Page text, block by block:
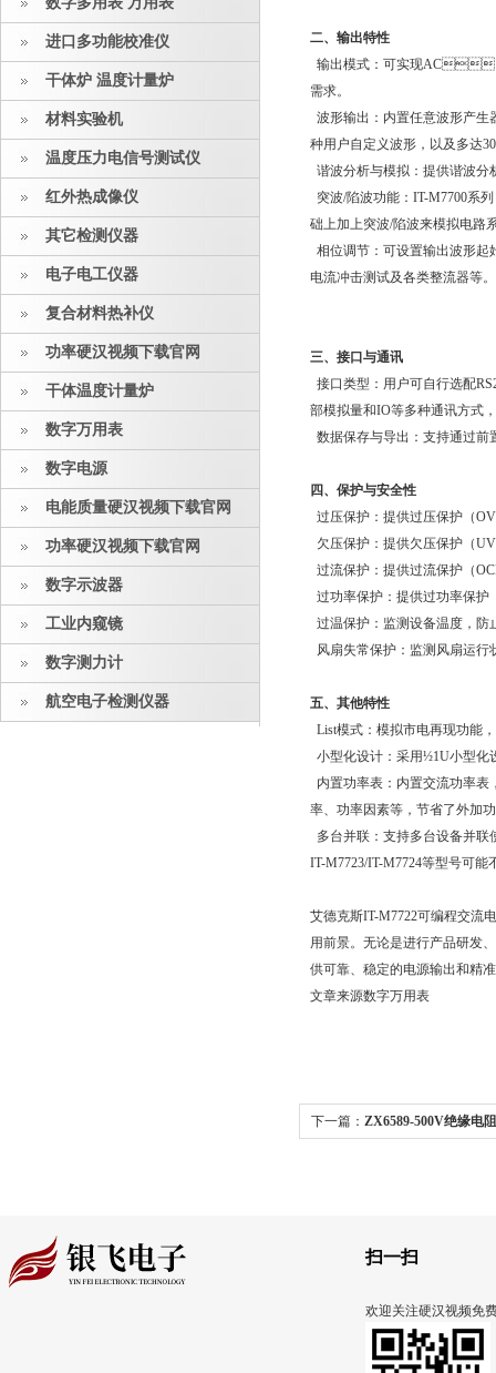
进口多功能校准仪
干体炉 温度计量炉
材料实验机
温度压力电信号测试仪
红外热成像仪
其它检测仪器
电子电工仪器
复合材料热补仪
功率硬汉视频下载官网
干体温度计量炉
数字万用表
数字电源
电能质量硬汉视频下载官网
功率硬汉视频下载官网
数字示波器
工业内窥镜
数字测力计
航空电子检测仪器
二、输出特性
输出模式：可实现
需求。
波形输出：内置任意波形产生
种用户自定义波形，以及多达30
谐波分析与模拟：提供谐波
突波/陷波功能：IT-
础上加上突波/陷波来模拟电路系
相位调节：可设置输出波形
电流冲击测试及各类整流器等。
三、接口与通讯
接口类型：用户可自行
部模拟量和IO等多种通讯方式
数据保存与导出：支持通过前
四、保护与安全性
过压保护：提供过压保护（
欠压保护：提供欠压保护（
过流保护：提供过流保护（
过功率保护：提供过功率保护
过温保护：监测设备温度，
风扇失常保护：监测风扇运行状
五、其他特性
List模式：模拟市电再现功能
小型化设计：采用½1U小型化设
内置功率表：内置交流功率表
率、功率因素等，节省了外
多台并联：支持多台设备并
IT-M7723/IT-M7724等型号可能
艾德克斯IT-M7722可编程交流电
用前景。无论是进行产品研发
供可靠、稳定的电源输出和精准
文章来源数字万用表
下一篇： ZX6589-500V绝缘电
扫一扫
欢迎关注硬汉视频免